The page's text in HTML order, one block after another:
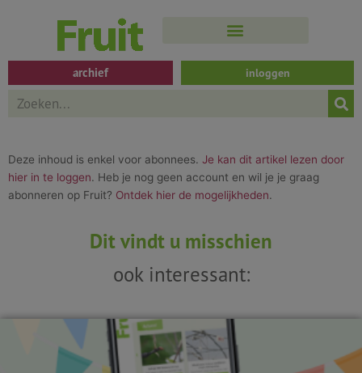
inhoud
archief inloggen
Search
Deze inhoud is enkel voor abonnees. Je kan dit artikel lezen door
hier in te loggen. Heb je nog geen account en wil je je graag
abonneren op Fruit? Ontdek hier de mogelijkheden.
Dit vindt u misschien
ook interessant: